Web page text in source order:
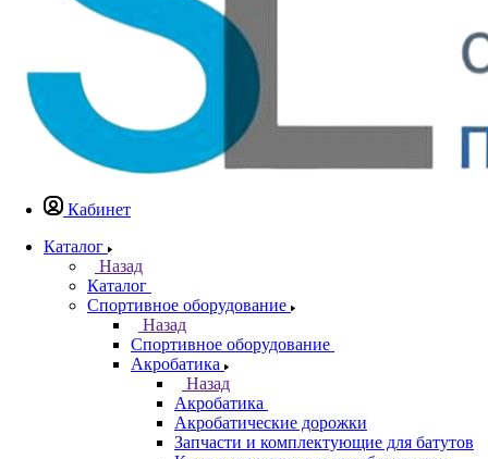
Кабинет
Каталог
Назад
Каталог
Спортивное оборудование
Назад
Спортивное оборудование
Акробатика
Назад
Акробатика
Акробатические дорожки
Запчасти и комплектующие для батутов